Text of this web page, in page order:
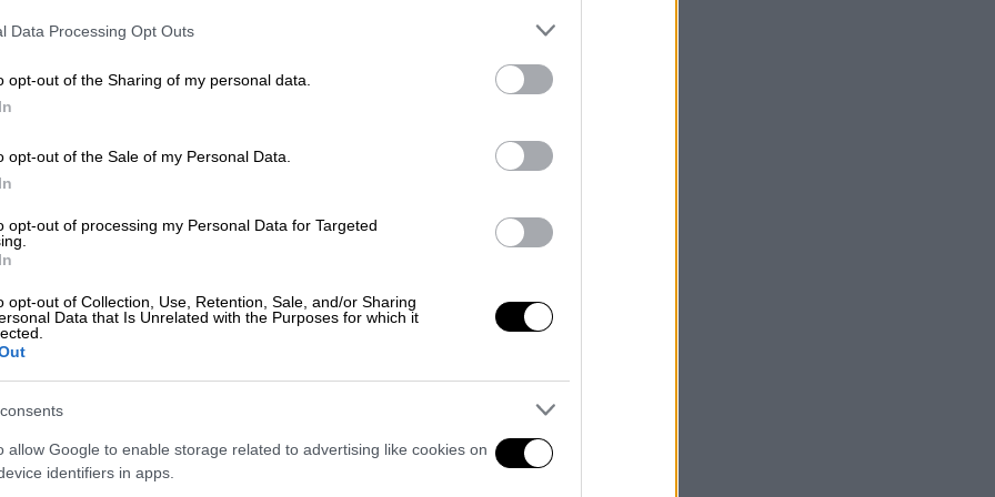
Data Processing Opt Outs
opt-out of the Sharing of my personal data.
opt-out of the Sale of my Personal Data.
opt-out of processing my Personal Data for Targeted
opt-out of Collection, Use, Retention, Sale, and/or Sharing
Data that Is Unrelated with the Purposes for which it
allow Google to enable storage related to advertising like cookies on
identifiers in apps.
το ΕΘΝΟΣ στη Google
στο εξής οι πληρωμές τωνσυντάξεων
και μετά, οι συντάξεις για
προτελευταία εργάσιμη ημέρα του
θα
μήνα
συντάξεων του e-ΕΦΚΑ